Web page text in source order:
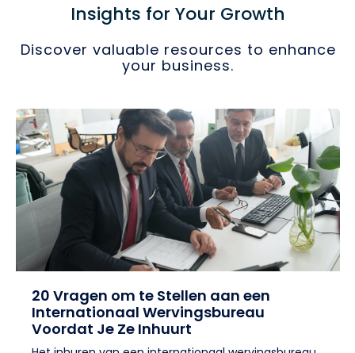
Insights for Your Growth
Discover valuable resources to enhance
your business.
20 Vragen om te Stellen aan een
Internationaal Wervingsbureau
Voordat Je Ze Inhuurt